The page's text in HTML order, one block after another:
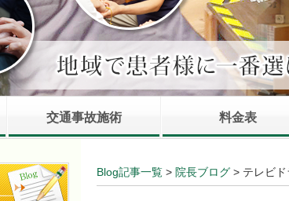
交通事故施術 料金表
Blog記事一覧 > 院長ブログ > テレビド